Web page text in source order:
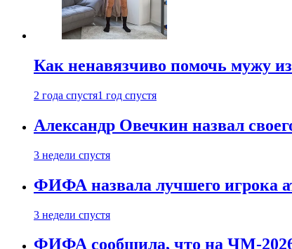
Как ненавязчиво помочь мужу
2 года спустя1 год спустя
Александр Овечкин назвал
3 недели спустя
ФИФА назвала лучшего игрока
3 недели спустя
ФИФА сообщила, что на ЧМ-2026